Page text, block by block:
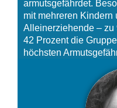
armutsgefährdet.
mit mehreren Kindern
Alleinerziehende – zu
42 Prozent die
höchsten